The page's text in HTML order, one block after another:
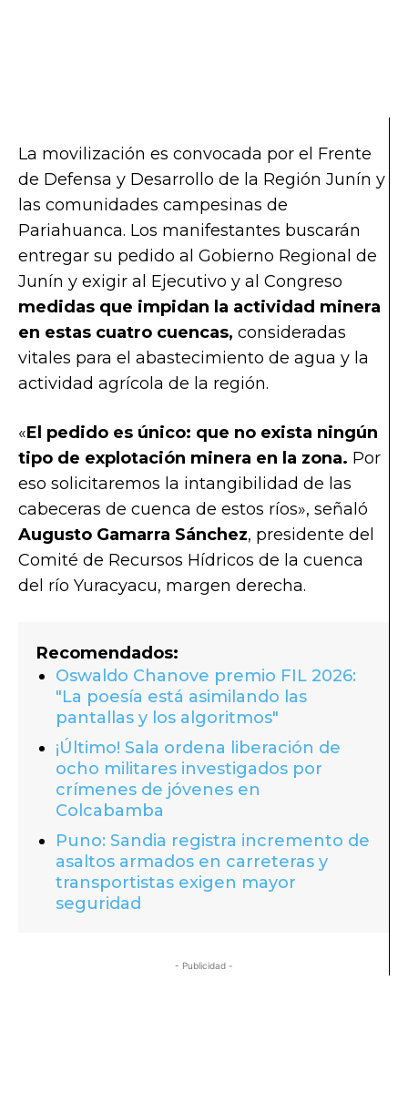
La movilización es convocada por el Frente
de Defensa y Desarrollo de la Región Junín y
las comunidades campesinas de
Pariahuanca. Los manifestantes buscarán
entregar su pedido al Gobierno Regional de
Junín y exigir al Ejecutivo y al Congreso
medidas que impidan la actividad minera
en estas cuatro cuencas, consideradas
vitales para el abastecimiento de agua y la
actividad agrícola de la región.
«El pedido es único: que no exista ningún
tipo de explotación minera en la zona. Por
eso solicitaremos la intangibilidad de las
cabeceras de cuenca de estos ríos», señaló
Augusto Gamarra Sánchez, presidente del
Comité de Recursos Hídricos de la cuenca
del río Yuracyacu, margen derecha.
Recomendados:
Oswaldo Chanove premio FIL 2026:
"La poesía está asimilando las
pantallas y los algoritmos"
¡Último! Sala ordena liberación de
ocho militares investigados por
crímenes de jóvenes en
Colcabamba
Puno: Sandia registra incremento de
asaltos armados en carreteras y
transportistas exigen mayor
seguridad
- Publicidad -